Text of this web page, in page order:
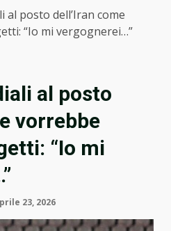
al posto dell’Iran come
“Io mi vergognerei…”
al posto
vorrebbe
“Io mi
23, 2026